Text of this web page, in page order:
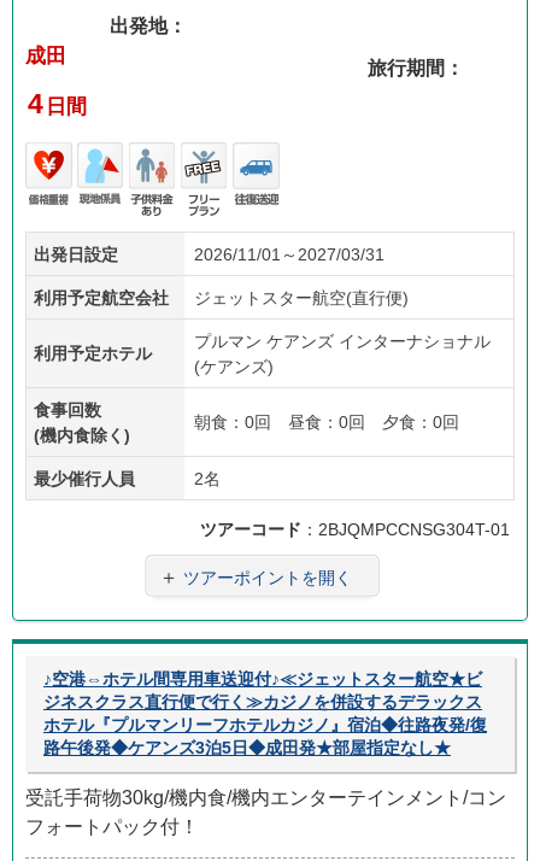
出発地：
成田
旅行期間：
4 日間
価格
重視
現地
係員
子供
あり
フリ
ープ
ラン
往復
送迎
出発日設定 2026/11/01～2027/03/31
利用予定航空会社 ジェットスター航空(直行便)
利用予定ホテル
プルマン ケアンズ インターナショナル
(ケアンズ)
食事回数
(機内食除く)
朝食：0回 昼食：0回 夕食：0回
最少催行人員 2名
ツアーコード ：2BJQMPCCNSG304T-01
＋ ツアーポイントを開く
♪空港⇔ホテル間専用車送迎付♪≪ジェットスター航空★ビ
ジネスクラス直行便で行く≫カジノを併設するデラックス
ホテル『プルマンリーフホテルカジノ』宿泊◆往路夜発/復
路午後発◆ケアンズ3泊5日◆成田発★部屋指定なし★
受託手荷物30kg/機内食/機内エンターテインメント/コン
フォートパック付！